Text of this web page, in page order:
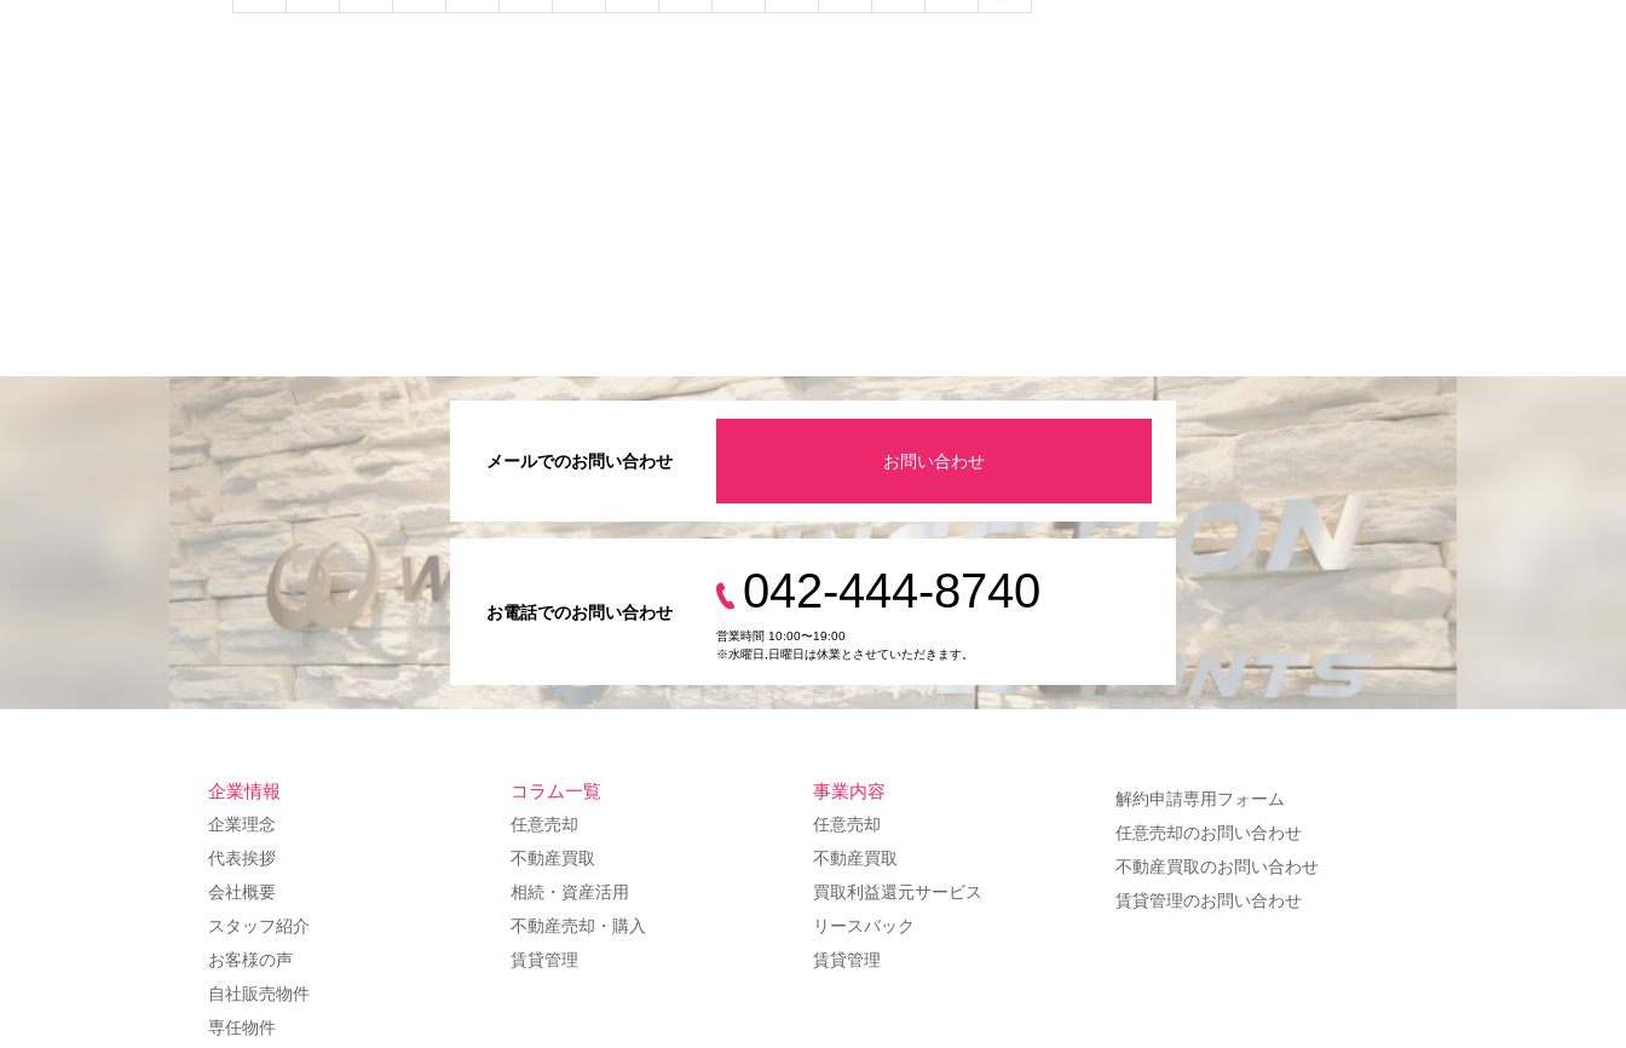
メールでのお問い合わせ お問い合わせ
お電話でのお問い合わせ 042-444-8740
営業時間 10:00〜19:00
※水曜日,⽇曜日は休業とさせていただきます。
企業情報
企業理念
代表挨拶
会社概要
スタッフ紹介
お客様の声
自社販売物件
専任物件
コラム一覧
任意売却
不動産買取
相続・資産活用
不動産売却・購入
賃貸管理
事業内容
任意売却
不動産買取
買取利益還元サービス
リースバック
賃貸管理
解約申請専用フォーム
任意売却のお問い合わせ
不動産買取のお問い合わせ
賃貸管理のお問い合わせ